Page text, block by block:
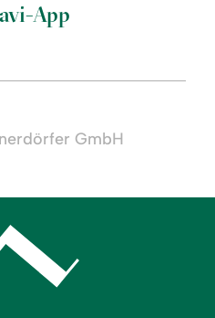
App
GmbH